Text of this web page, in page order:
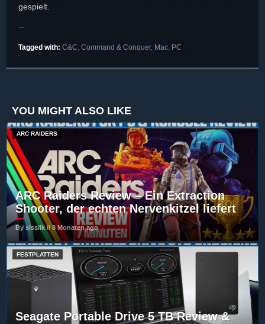
gespielt.
Tagged with: C&C Command & Conquer, Mac PC
YOU MIGHT ALSO LIKE
ARC RAIDERS
ARC Raiders Review – Ein Extraction
Shooter, der echten Nervenkitzel liefert
By sisslik // 8 Monaten ago
FESTPLATTEN
Seagate Portable Drive 5 TB Review &